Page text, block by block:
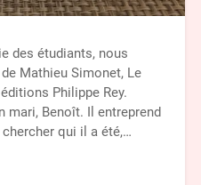
des étudiants, nous
Mathieu Simonet, Le
Philippe Rey.
mari, Benoît. Il entreprend
qui il a été,…